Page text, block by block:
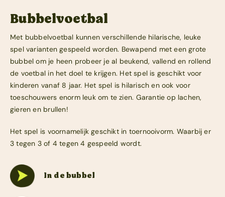
Bubbelvoetbal
Met bubbelvoetbal kunnen verschillende hilarische, leuke
spel varianten gespeeld worden. Bewapend met een grote
bubbel om je heen probeer je al beukend, vallend en rollend
de voetbal in het doel te krijgen. Het spel is geschikt voor
kinderen vanaf 8 jaar. Het spel is hilarisch en ook voor
toeschouwers enorm leuk om te zien. Garantie op lachen,
gieren en brullen!
Het spel is voornamelijk geschikt in toernooivorm. Waarbij er
3 tegen 3 of 4 tegen 4 gespeeld wordt.
In de bubbel